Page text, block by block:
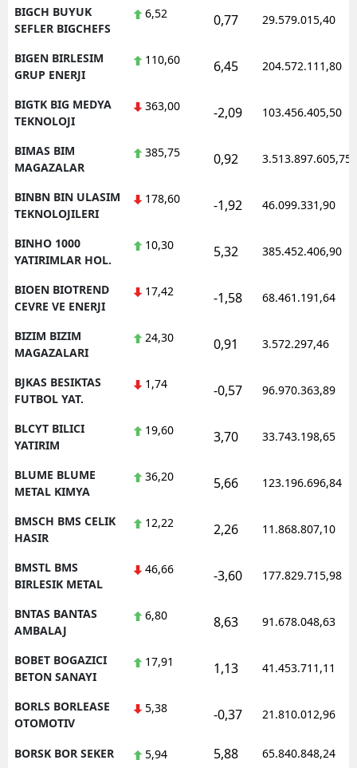
BIGCH BUYUK
SEFLER BIGCHEFS
6,52 0,77 29.579.015,40
BIGEN BIRLESIM
GRUP ENERJI
110,60 6,45 204.572.111,80
BIGTK BIG MEDYA
TEKNOLOJI
363,00 -2,09 103.456.405,50
BIMAS BIM
MAGAZALAR
385,75 0,92 3.513.897.605,75
BINBN BIN ULASIM
TEKNOLOJILERI
178,60 -1,92 46.099.331,90
BINHO 1000
YATIRIMLAR HOL.
10,30 5,32 385.452.406,90
BIOEN BIOTREND
CEVRE VE ENERJI
17,42 -1,58 68.461.191,64
BIZIM BIZIM
MAGAZALARI
24,30 0,91 3.572.297,46
BJKAS BESIKTAS
FUTBOL YAT.
1,74 -0,57 96.970.363,89
BLCYT BILICI
YATIRIM
19,60 3,70 33.743.198,65
BLUME BLUME
METAL KIMYA
36,20 5,66 123.196.696,84
BMSCH BMS CELIK
HASIR
12,22 2,26 11.868.807,10
BMSTL BMS
BIRLESIK METAL
46,66 -3,60 177.829.715,98
BNTAS BANTAS
AMBALAJ
6,80 8,63 91.678.048,63
BOBET BOGAZICI
BETON SANAYI
17,91 1,13 41.453.711,11
BORLS BORLEASE
OTOMOTIV
5,38 -0,37 21.810.012,96
BORSK BOR SEKER 5,94 5,88 65.840.848,24